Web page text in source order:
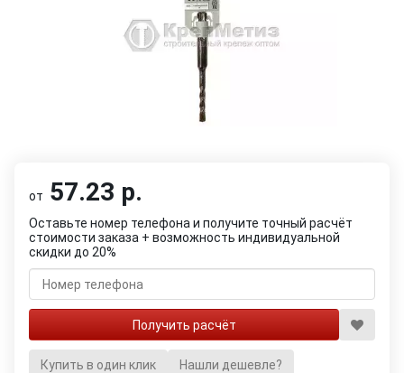
от 57.23 р.
Оставьте номер телефона и получите точный расчёт
стоимости заказа + возможность индивидуальной
скидки до 20%
Купить в один клик Нашли дешевле?